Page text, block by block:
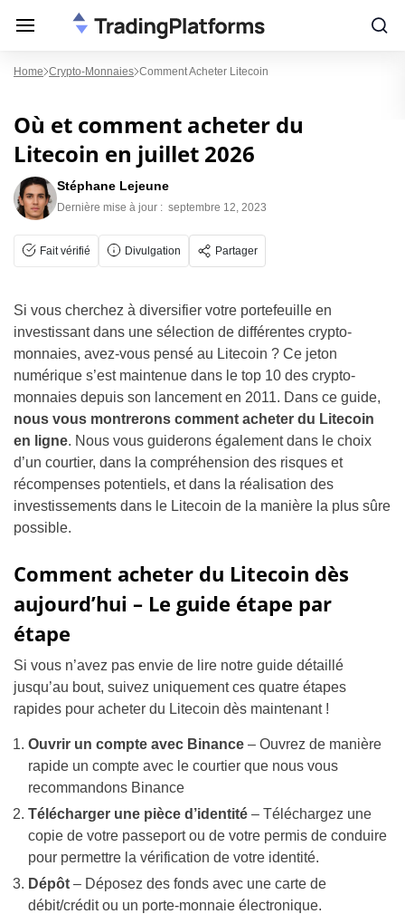
Home Crypto-Monnaies Comment Acheter Litecoin
Où et comment acheter du
Litecoin en juillet 2026
Stéphane Lejeune
Dernière mise à jour : septembre 12, 2023
Fait vérifié Divulgation Partager
Si vous cherchez à diversifier votre portefeuille en
investissant dans une sélection de différentes crypto-
monnaies, avez-vous pensé au Litecoin ? Ce jeton
numérique s’est maintenue dans le top 10 des crypto-
monnaies depuis son lancement en 2011. Dans ce guide,
nous vous montrerons comment acheter du Litecoin
en ligne. Nous vous guiderons également dans le choix
d’un courtier, dans la compréhension des risques et
récompenses potentiels, et dans la réalisation des
investissements dans le Litecoin de la manière la plus sûre
possible.
Comment acheter du Litecoin dès
aujourd’hui – Le guide étape par
étape
Si vous n’avez pas envie de lire notre guide détaillé
jusqu’au bout, suivez uniquement ces quatre étapes
rapides pour acheter du Litecoin dès maintenant !
Ouvrir un compte avec Binance – Ouvrez de manière
rapide un compte avec le courtier que nous vous
recommandons Binance
Télécharger une pièce d’identité – Téléchargez une
copie de votre passeport ou de votre permis de conduire
pour permettre la vérification de votre identité.
Dépôt – Déposez des fonds avec une carte de
débit/crédit ou un porte-monnaie électronique.